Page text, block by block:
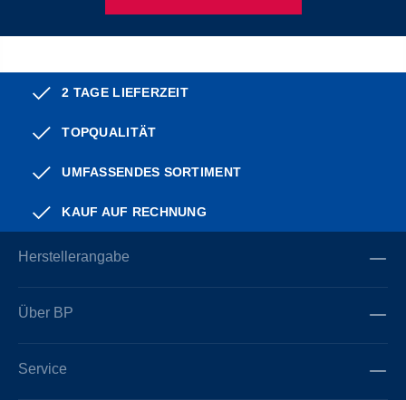
2 TAGE LIEFERZEIT
TOPQUALITÄT
UMFASSENDES SORTIMENT
KAUF AUF RECHNUNG
Herstellerangabe
Über BP
Service